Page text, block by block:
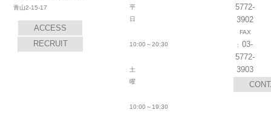
青山2-15-17
ACCESS
RECRUIT
平
日
10:00～20:30
土
曜
10:00～19:30
5772-
3902
03-
5772-
3903